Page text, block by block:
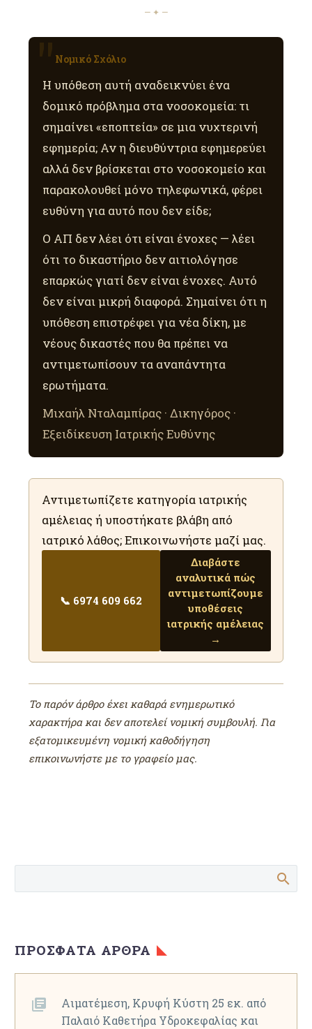
— ✦ —
Νομικό Σχόλιο
Η υπόθεση αυτή αναδεικνύει ένα
δομικό πρόβλημα στα νοσοκομεία: τι
σημαίνει «εποπτεία» σε μια νυχτερινή
εφημερία; Αν η διευθύντρια εφημερεύει
αλλά δεν βρίσκεται στο νοσοκομείο και
παρακολουθεί μόνο τηλεφωνικά, φέρει
ευθύνη για αυτό που δεν είδε;
Ο ΑΠ δεν λέει ότι είναι ένοχες — λέει
ότι το δικαστήριο δεν αιτιολόγησε
επαρκώς γιατί δεν είναι ένοχες. Αυτό
δεν είναι μικρή διαφορά. Σημαίνει ότι η
υπόθεση επιστρέφει για νέα δίκη, με
νέους δικαστές που θα πρέπει να
αντιμετωπίσουν τα αναπάντητα
ερωτήματα.
Μιχαήλ Νταλαμπίρας · Δικηγόρος ·
Εξειδίκευση Ιατρικής Ευθύνης
Αντιμετωπίζετε κατηγορία ιατρικής
αμέλειας ή υποστήκατε βλάβη από
ιατρικό λάθος; Επικοινωνήστε μαζί μας.
📞 6974 609 662
Διαβάστε
αναλυτικά πώς
αντιμετωπίζουμε
υποθέσεις
ιατρικής αμέλειας
→
Το παρόν άρθρο έχει καθαρά ενημερωτικό
χαρακτήρα και δεν αποτελεί νομική συμβουλή. Για
εξατομικευμένη νομική καθοδήγηση
επικοινωνήστε με το γραφείο μας.
ΠΡΌΣΦΑΤΑ ΆΡΘΡΑ
Αιματέμεση, Κρυφή Κύστη 25 εκ. από
Παλαιό Καθετήρα Υδροκεφαλίας και